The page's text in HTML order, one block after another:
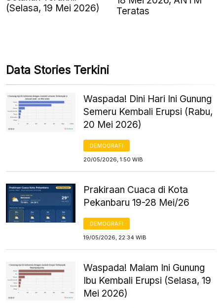
(Selasa, 19 Mei 2026)
Teratas
Data Stories Terkini
Waspada! Dini Hari Ini Gunung
Semeru Kembali Erupsi (Rabu,
20 Mei 2026)
DEMOGRAFI
20/05/2026, 1:50 WIB
Prakiraan Cuaca di Kota
Pekanbaru 19-28 Mei/26
DEMOGRAFI
19/05/2026, 22:34 WIB
Waspada! Malam Ini Gunung
Ibu Kembali Erupsi (Selasa, 19
Mei 2026)